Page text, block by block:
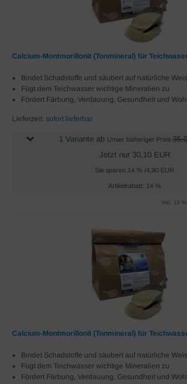
Calcium-Montmorillonit (Tonmineral) für
Bindet Schadstoffe und säubert auf natürliche
Fügt dem Teichwasser wichtige Mineralien zu
Fördert Färbung, Verdauung, Gesundheit und
Lieferzeit: sofort lieferbar
1 Variante ab Unser bisheriger Preis
Jetzt nur 30,10 EUR
Sie sparen 14 % /4,90 EUR
Artikelrabatt: 14 %
inkl. 19
Calcium-Montmorillonit (Tonmineral) für
Bindet Schadstoffe und säubert auf natürliche
Fügt dem Teichwasser wichtige Mineralien zu
Fördert Färbung, Verdauung, Gesundheit und